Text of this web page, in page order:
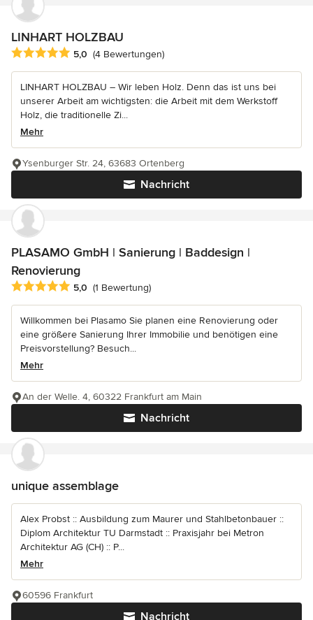
LINHART HOLZBAU
Durchschnittliche Bewertung: 5 von 5 Sternen
5,0 (4 Bewertungen)
LINHART HOLZBAU – Wir leben Holz. Denn das ist uns bei
unserer Arbeit am wichtigsten: die Arbeit mit dem Werkstoff
Holz, die traditionelle Zi...
Mehr
Nachricht
Ysenburger Str. 24, 63683 Ortenberg
PLASAMO GmbH | Sanierung | Baddesign |
Renovierung
Durchschnittliche Bewertung: 5 von 5 Sternen
5,0 (1 Bewertung)
Willkommen bei Plasamo Sie planen eine Renovierung oder
eine größere Sanierung Ihrer Immobilie und benötigen eine
Preisvorstellung? Besuch...
Mehr
Nachricht
An der Welle. 4, 60322 Frankfurt am Main
unique assemblage
Alex Probst :: Ausbildung zum Maurer und Stahlbetonbauer ::
Diplom Architektur TU Darmstadt :: Praxisjahr bei Metron
Architektur AG (CH) :: P...
Mehr
Nachricht
60596 Frankfurt